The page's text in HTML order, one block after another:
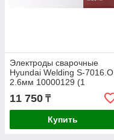
Электроды сварочные
Hyundai Welding S-7016.O
2.6мм 10000129 (1
упаковка - 5кг)
11 750 ₸
Купить